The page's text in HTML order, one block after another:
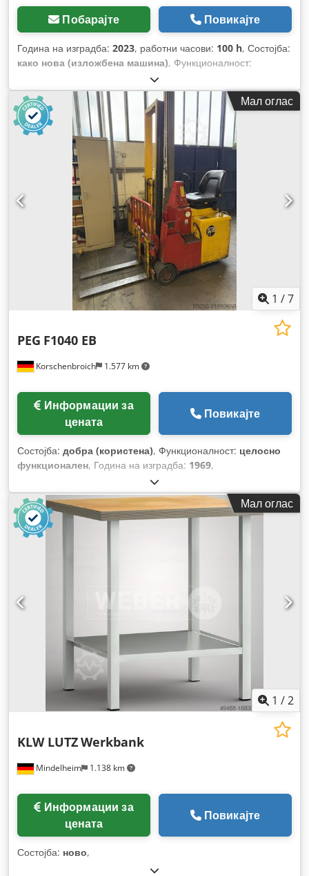
Побарајте Повикајте
Година на изградба: 2023, работни часови: 100 h, Состојба:
како нова (изложбена машина), Функционалност:
, носење капацитет:
Мал оглас
1 /7
Korschenbroich 1.577 km
PEG F1040 EB
цената
Повикајте
Состојба: добра (користена), Функционалност: целосно
функционален, Година на изградба: 1969,
Мал оглас
1 /2
Mindelheim 1.138 km
KLW LUTZWerkbank
цената
Повикајте
Состојба: ново,